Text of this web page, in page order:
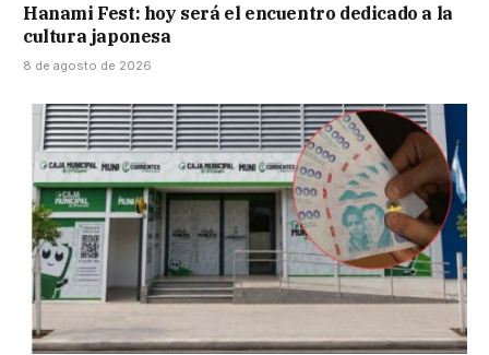
Hanami Fest: hoy será el encuentro dedicado a la
cultura japonesa
8 de agosto de 2026